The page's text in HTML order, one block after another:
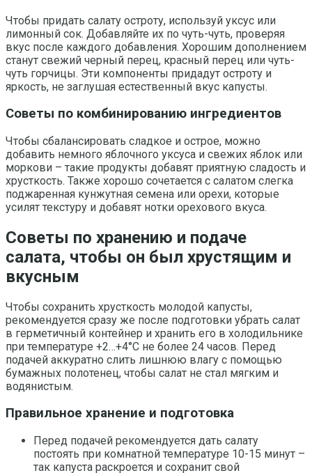
Чтобы придать салату остроту, используй уксус или
лимонный сок. Добавляйте их по чуть-чуть, проверяя
вкус после каждого добавления. Хорошим дополнением
станут свежий черный перец, красный перец или чуть-
чуть горчицы. Эти компоненты придадут остроту и
яркость, не заглушая естественный вкус капусты.
Советы по комбинированию ингредиентов
Чтобы сбалансировать сладкое и острое, можно
добавить немного яблочного уксуса и свежих яблок или
моркови – такие продукты добавят приятную сладость и
хрусткость. Также хорошо сочетается с салатом слегка
поджаренная кунжутная семена или орехи, которые
усилят текстуру и добавят нотки орехового вкуса.
Советы по хранению и подаче
салата, чтобы он был хрустящим и
вкусным
Чтобы сохранить хрусткость молодой капусты,
рекомендуется сразу же после подготовки убрать салат
в герметичный контейнер и хранить его в холодильнике
при температуре +2…+4°C не более 24 часов. Перед
подачей аккуратно слить лишнюю влагу с помощью
бумажных полотенец, чтобы салат не стал мягким и
водянистым.
Правильное хранение и подготовка
Перед подачей рекомендуется дать салату
постоять при комнатной температуре 10-15 минут –
так капуста раскроется и сохранит свой